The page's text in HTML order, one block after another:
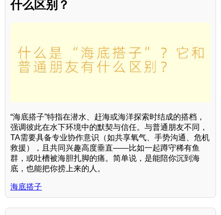
什么区别？
“海底搭子”特指在潜水、赶海或海洋探索时结成的搭档，
强调彼此在水下环境中的默契与信任。与普通朋友不同，
TA需要具备专业协作意识（如共享氧气、手势沟通、危机
救援），且共同兴趣高度垂直——比如一起蹲守稀有鱼
群，或吐槽被海胆扎脚的痛。简单说，是能陪你沉到海
底，也能把你捞上来的人。
海底搭子